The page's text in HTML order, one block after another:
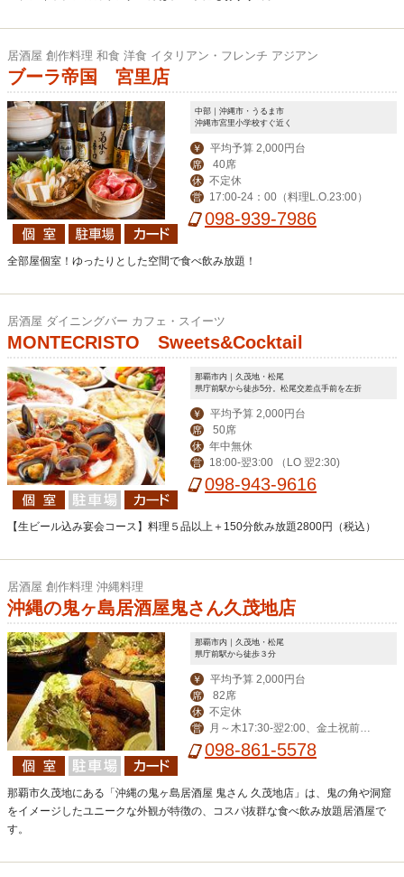
居酒屋 創作料理 和食 洋食 イタリアン・フレンチ アジアン
ブーラ帝国 宮里店
中部｜沖縄市・うるま市
沖縄市宮里小学校すぐ近く
￥ 平均予算 2,000円台
席 40席
休 不定休
営 17:00-24：00（料理L.O.23:00）
098-939-7986
全部屋個室！ゆったりとした空間で食べ飲み放題！
居酒屋 ダイニングバー カフェ・スイーツ
MONTECRISTO Sweets&Cocktail
那覇市内｜久茂地・松尾
県庁前駅から徒歩5分。松尾交差点手前を左折
￥ 平均予算 2,000円台
席 50席
休 年中無休
営 18:00-翌3:00 （LO 翌2:30)
098-943-9616
【生ビール込み宴会コース】料理５品以上＋150分飲み放題2800円（税込）
居酒屋 創作料理 沖縄料理
沖縄の鬼ヶ島居酒屋鬼さん久茂地店
那覇市内｜久茂地・松尾
県庁前駅から徒歩３分
￥ 平均予算 2,000円台
席 82席
休 不定休
営
月～木17:30-翌2:00、金土祝前17:
00-翌3:00（LO翌2:30）
098-861-5578
那覇市久茂地にある「沖縄の鬼ヶ島居酒屋 鬼さん 久茂地店」は、鬼の角や洞窟
をイメージしたユニークな外観が特徴の、コスパ抜群な食べ飲み放題居酒屋で
す。